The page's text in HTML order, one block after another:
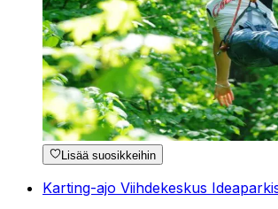
Lisää suosikkeihin
Karting-ajo Viihdekeskus